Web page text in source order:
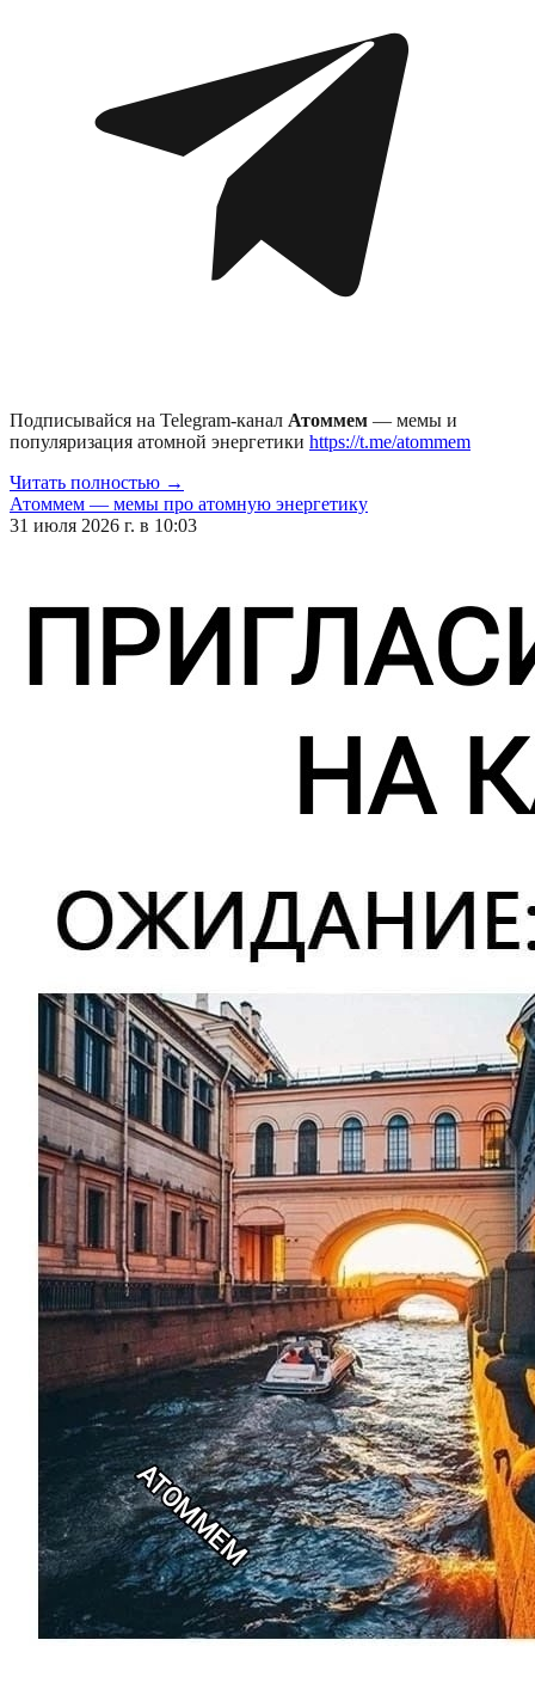
Подписывайся на Telegram-канал Атоммем — мемы и
популяризация атомной энергетики https://t.me/atommem
Читать полностью →
Атоммем — мемы про атомную энергетику
31 июля 2026 г. в 10:03